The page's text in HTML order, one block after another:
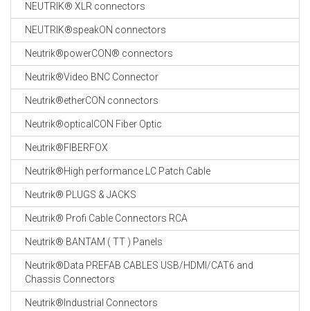
GEVLOCHTEN KOUS
EN
KRIMP KOUS
KOPER KABEL
OP ROL
OCC OPTICAL
FIBER CABLE
GE-ASSEMBLEERDE
19" RACKS
EN
TOEBEHOREN
CABLE EQUIPEMENTS
NEUTRIK® XLR connectors
NEUTRIK®speakON connectors
Neutrik®powerCON® connectors
Neutrik®Video BNC Connector
Neutrik®etherCON connectors
Neutrik®opticalCON Fiber Optic
Neutrik®FIBERFOX
Neutrik®High performance LC Patch Cable
Neutrik® PLUGS & JACKS
Neutrik® Profi Cable Connectors RCA
Neutrik® BANTAM ( TT ) Panels
Neutrik®Data PREFAB CABLES USB/HDMI/CAT6 and
Chassis Connectors
Neutrik®Industrial Connectors